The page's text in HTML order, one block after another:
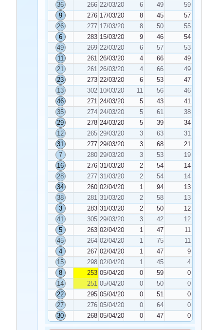
36
266 22/03/2025 6 49
59
9
276 17/03/2025 8 45
57
26
277 17/03/2025 8 50
55
6
283 15/03/2025 9 46
54
49
269 22/03/2025 6 57
53
11
261 26/03/2025 4 66
49
21
261 26/03/2025 4 66
49
23
273 22/03/2025 6 53
47
13
302 10/03/2025 11 56
46
46
271 24/03/2025 5 43
41
35
274 24/03/2025 5 61
38
29
278 24/03/2025 5 39
34
12
265 29/03/2025 3 63
31
31
277 29/03/2025 3 68
21
7
280 29/03/2025 3 53
19
16
276 31/03/2025 2 54
14
28
277 31/03/2025 2 54
14
34
260 02/04/2025 1 94
13
38
281 31/03/2025 2 58
13
3
283 31/03/2025 2 50
12
41
305 29/03/2025 3 42
12
5
263 02/04/2025 1 47
11
45
264 02/04/2025 1 75
11
4
267 02/04/2025 1 47
9
15
298 02/04/2025 1 45
4
8
253 05/04/2025 0 59
0
14
251 05/04/2025 0 50
0
22
295 05/04/2025 0 51
0
27
276 05/04/2025 0 64
0
30
268 05/04/2025 0 47 0